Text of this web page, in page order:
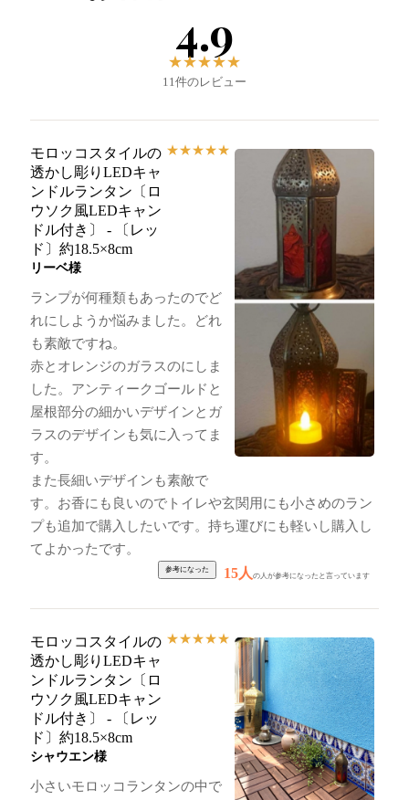
4.9
★★★★★
11件のレビュー
モロッコスタイルの
透かし彫りLEDキャ
ンドルランタン〔ロ
ウソク風LEDキャン
ドル付き〕 - 〔レッ
ド〕約18.5×8cm
★★★★★
リーベ様
ランプが何種類もあったのでど
れにしようか悩みました。どれ
も素敵ですね。
赤とオレンジのガラスのにしま
した。アンティークゴールドと
屋根部分の細かいデザインとガ
ラスのデザインも気に入ってま
す。
また長細いデザインも素敵で
す。お香にも良いのでトイレや玄関用にも小さめのラン
プも追加で購入したいです。持ち運びにも軽いし購入し
てよかったです。
15人の人が参考になったと言っています
モロッコスタイルの
透かし彫りLEDキャ
ンドルランタン〔ロ
ウソク風LEDキャン
ドル付き〕 - 〔レッ
ド〕約18.5×8cm
★★★★★
シャウエン様
小さいモロッコランタンの中で